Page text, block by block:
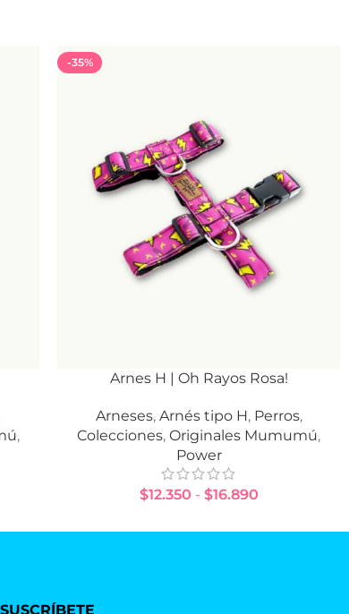
,
-35%
SELECCIONAR OPCIONES
Arnes H | Oh Rayos Rosa!
Arneses, Arnés tipo H, Perros,
Colecciones, Originales Mumumú,
Power
$12.350 - $16.890
SUSCRÍBETE